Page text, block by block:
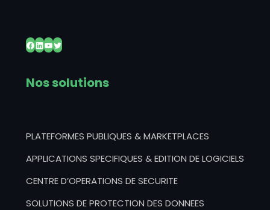
Facebook
LinkedIn
YouTube
Twitter
Nos solutions
PLATEFORMES PUBLIQUES & MARKETPLACES
APPLICATIONS SPECIFIQUES & EDITION DE LOGICIELS
CENTRE D’OPERATIONS DE SECURITE
SOLUTIONS DE PROTECTION DES DONNEES